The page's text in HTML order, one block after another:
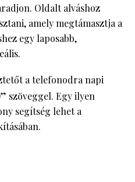
Oldalt alváshoz
amely megtámasztja a
egy laposabb,
a telefonodra napi
szöveggel. Egy ilyen
segítség lehet a